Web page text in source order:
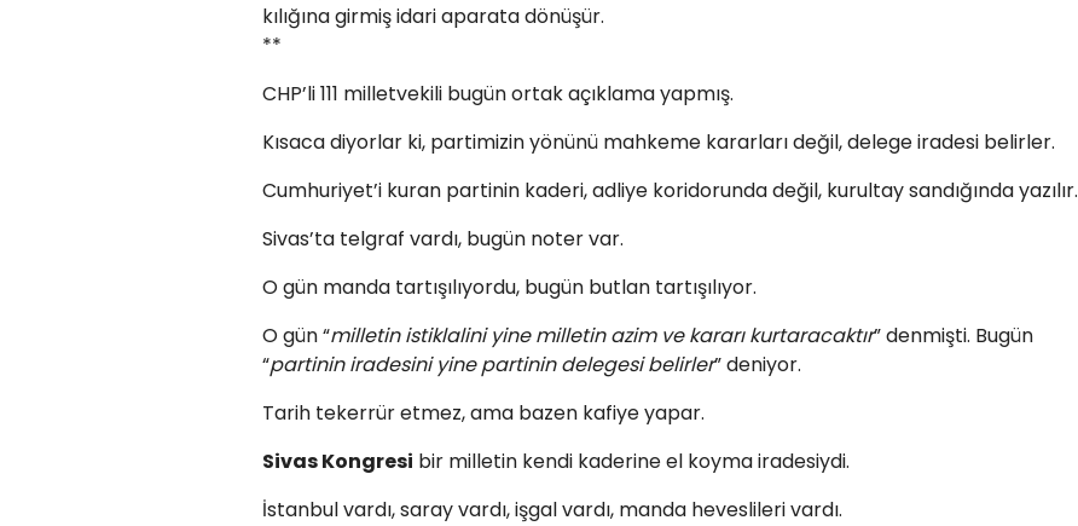
kılığına girmiş idari aparata dönüşür.
**
CHP’li 111 milletvekili bugün ortak açıklama yapmış.
Kısaca diyorlar ki, partimizin yönünü mahkeme kararları değil, delege iradesi belirler.
Cumhuriyet’i kuran partinin kaderi, adliye koridorunda değil, kurultay sandığında yazılır.
Sivas’ta telgraf vardı, bugün noter var.
O gün manda tartışılıyordu, bugün butlan tartışılıyor.
O gün “milletin istiklalini yine milletin azim ve kararı kurtaracaktır” denmişti. Bugün
“partinin iradesini yine partinin delegesi belirler” deniyor.
Tarih tekerrür etmez, ama bazen kafiye yapar.
Sivas Kongresi bir milletin kendi kaderine el koyma iradesiydi.
İstanbul vardı, saray vardı, işgal vardı, manda heveslileri vardı.